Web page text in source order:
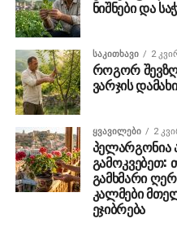
ნიშნები და
ᲡᲐᲙᲘᲗᲮᲐᲕᲘ 2
როგორ
ვარჯის
ᲧᲕᲐᲕᲘᲚᲔᲑᲘ 2
პელარგონია
გამოკვებეთ:
გამხმარი
კალმები
ეჯიბრება